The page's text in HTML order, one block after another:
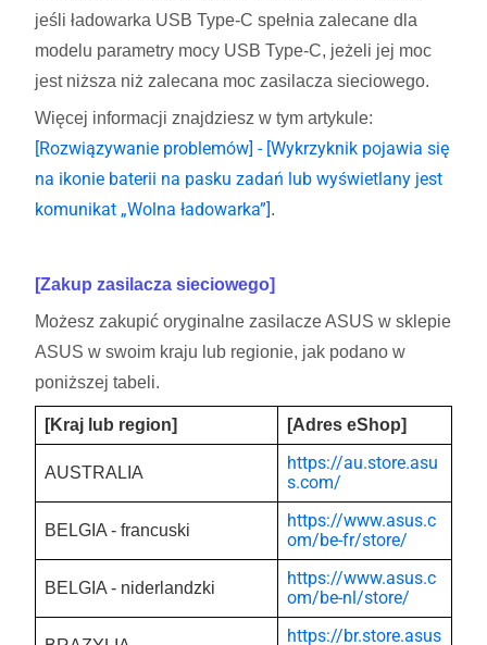
jeśli ładowarka USB Type‑C spełnia zalecane dla
modelu parametry mocy USB Type‑C, jeżeli jej moc
jest niższa niż zalecana moc zasilacza sieciowego.
Więcej informacji znajdziesz w tym artykule:
[Rozwiązywanie problemów] - [Wykrzyknik pojawia się
na ikonie baterii na pasku zadań lub wyświetlany jest
komunikat „Wolna ładowarka”].
[Zakup zasilacza sieciowego]
Możesz zakupić oryginalne zasilacze ASUS w sklepie
ASUS w swoim kraju lub regionie, jak podano w
poniższej tabeli.
[Kraj lub region] [Adres eShop]
AUSTRALIA
https://au.store.asu
s.com/
BELGIA - francuski
https://www.asus.c
om/be-fr/store/
BELGIA - niderlandzki
https://www.asus.c
om/be-nl/store/
https://br.store.asus